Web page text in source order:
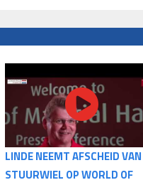
LINDE NEEMT AFSCHEID VAN
STUURWIEL OP WORLD OF